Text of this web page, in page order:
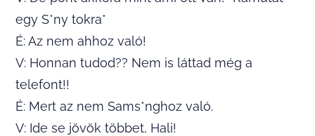
egy S*ny tokra*
É: Az nem ahhoz való!
V: Honnan tudod?? Nem is láttad még a
telefont!!
É: Mert az nem Sams*nghoz való.
V: Ide se jövök többet, Hali!